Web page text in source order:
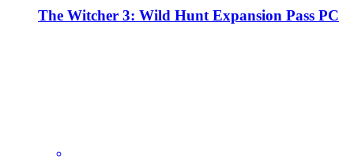
The Witcher 3: Wild Hunt Expansion Pass PC